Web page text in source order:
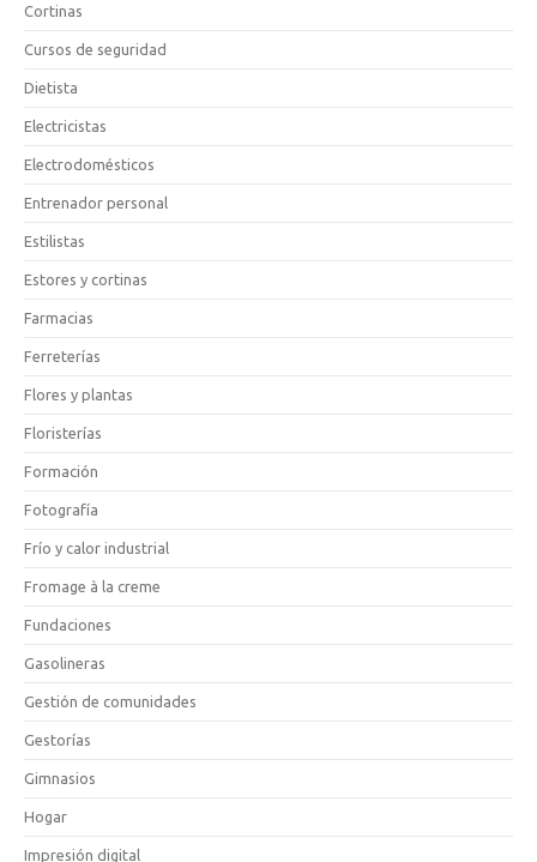
Cortinas
Cursos de seguridad
Dietista
Electricistas
Electrodomésticos
Entrenador personal
Estilistas
Estores y cortinas
Farmacias
Ferreterías
Flores y plantas
Floristerías
Formación
Fotografía
Frío y calor industrial
Fromage à la creme
Fundaciones
Gasolineras
Gestión de comunidades
Gestorías
Gimnasios
Hogar
Impresión digital